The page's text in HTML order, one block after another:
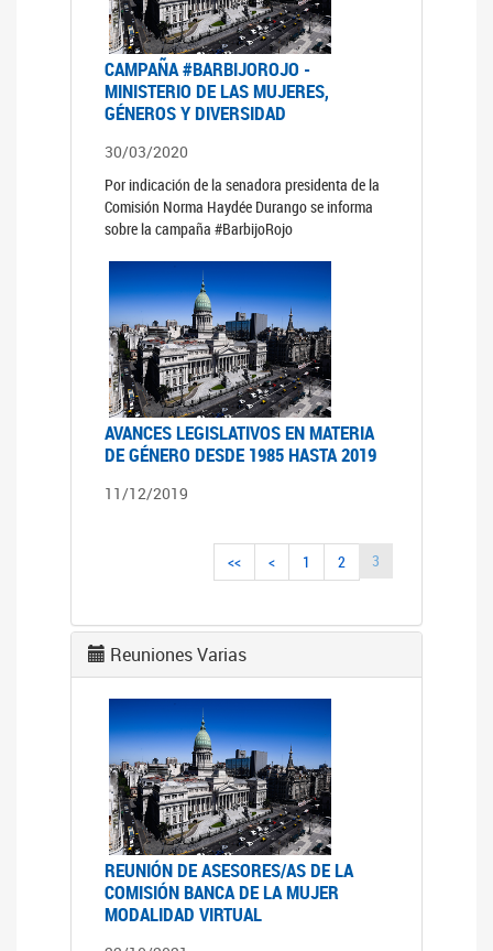
CAMPAÑA #BARBIJOROJO -
MINISTERIO DE LAS MUJERES,
GÉNEROS Y DIVERSIDAD
30/03/2020
Por indicación de la senadora presidenta de la
Comisión Norma Haydée Durango se informa
sobre la campaña #BarbijoRojo
AVANCES LEGISLATIVOS EN MATERIA
DE GÉNERO DESDE 1985 HASTA 2019
11/12/2019
<< < 1 2 3
Reuniones Varias
REUNIÓN DE ASESORES/AS DE LA
COMISIÓN BANCA DE LA MUJER
MODALIDAD VIRTUAL